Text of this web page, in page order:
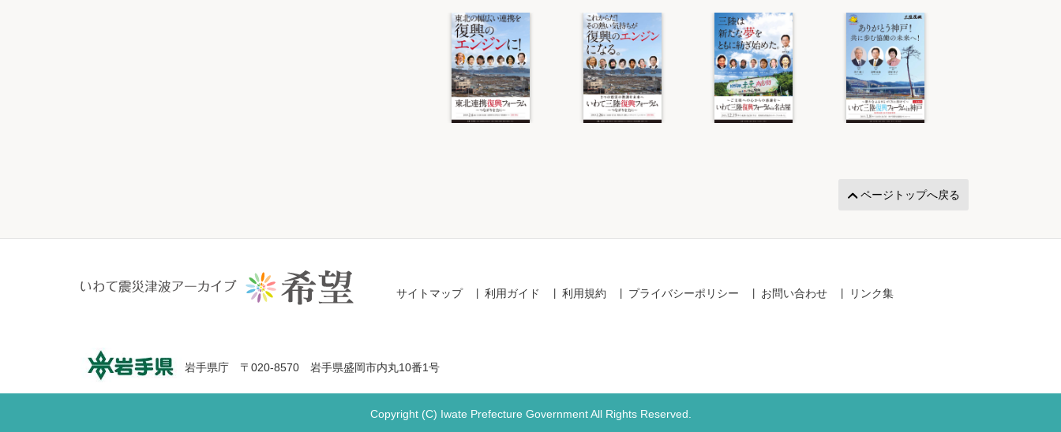
ページトップへ戻る
サイトマップ 利用ガイド 利用規約 プライバシーポリシー お問い合わせ リンク集
岩手県庁 〒020-8570 岩手県盛岡市内丸10番1号
Copyright (C) Iwate Prefecture Government All Rights Reserved.